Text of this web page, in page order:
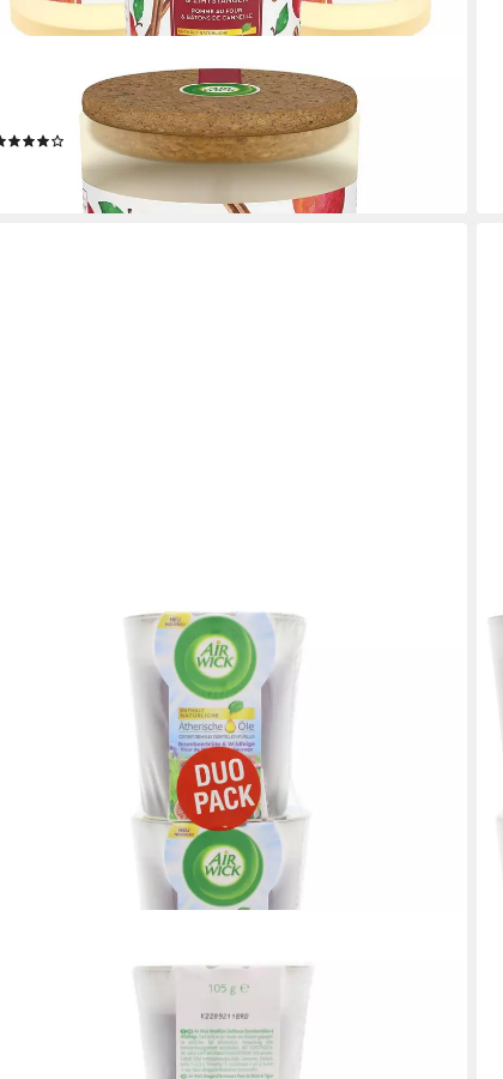
Duftkerze 3 x Duft Stimmungskerze Bratapfel &
Zimtstangen je 185g
lieferbar - in 2-3 Werktagen bei dir
Duftkerze Air Wick Doppelpack Duftkerze Blütenzauber
Brombeerblüte & Wildfeige m
lieferbar - in 2-3 Werktagen bei dir